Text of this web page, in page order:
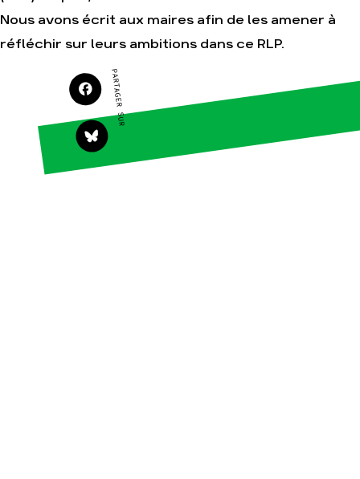
Faire un don
S'engager sur le
terrain
Agir au quotidien
Soutenir les
campagnes
Transmettre tout ou
partie de son
thématiques
Surproduction
Nous avons écrit aux maires afin de les amener à
réfléchir sur leurs ambitions dans ce RLP.
PARTAGER SUR